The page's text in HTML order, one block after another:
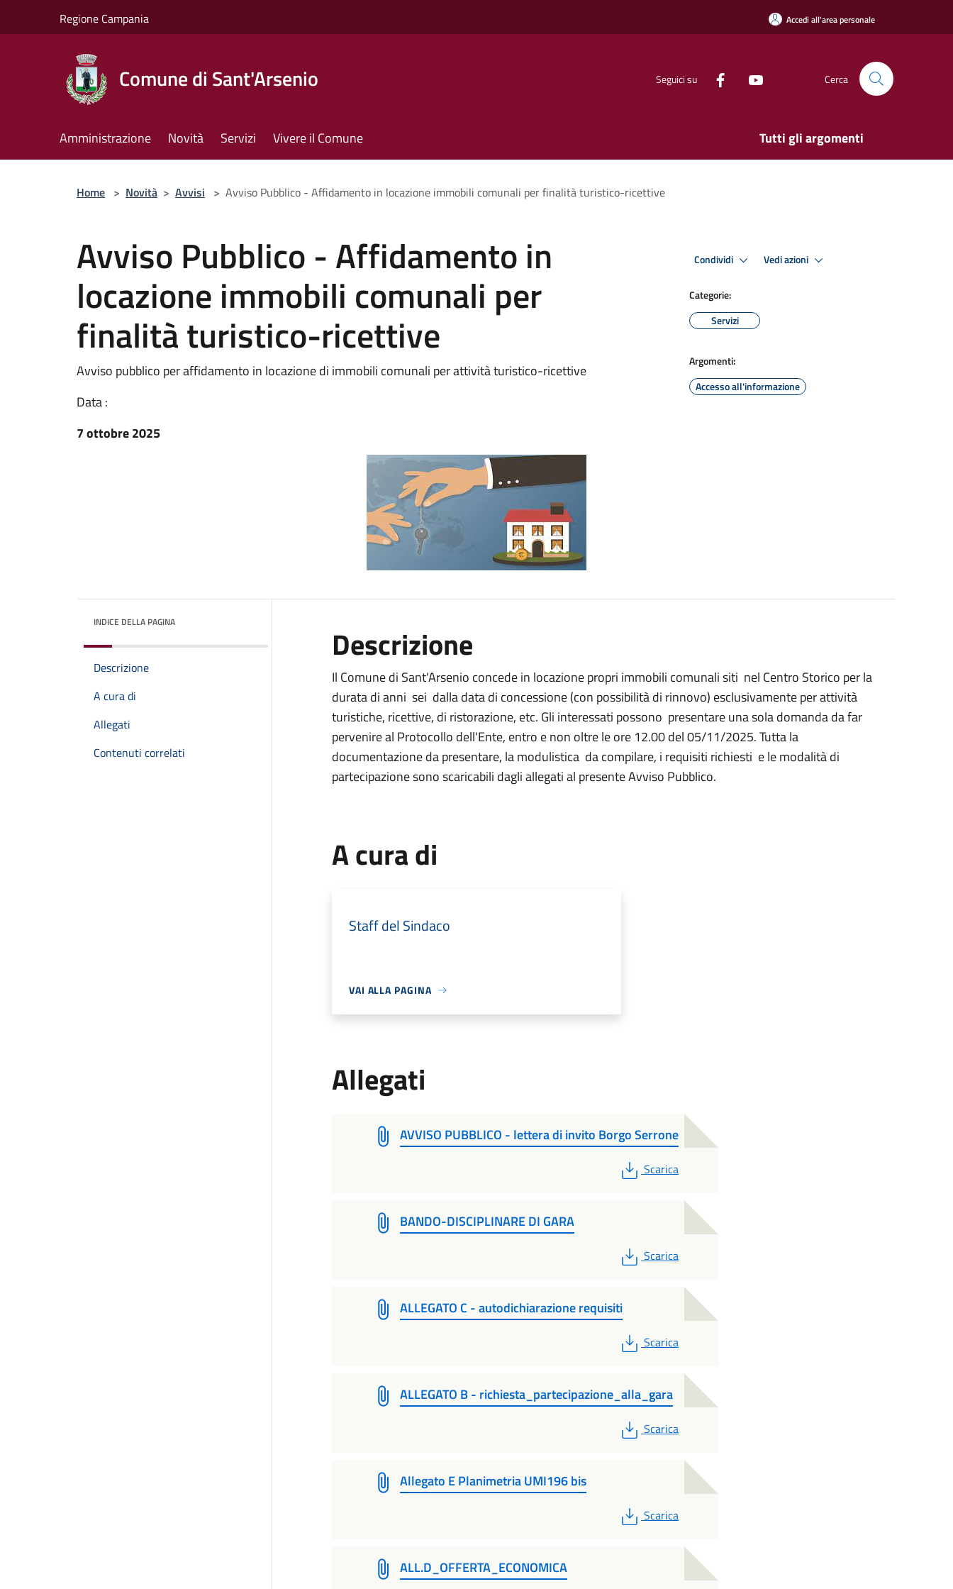
Regione Campania Accedi all'area personale
Comune di Sant'Arsenio Seguici su Cerca
Amministrazione Novità Servizi Vivere il Comune Tutti gli argomenti
Home > Novità > Avvisi > Avviso Pubblico - Affidamento in locazione immobili comunali per finalità turistico-ricettive
Avviso Pubblico - Affidamento in
locazione immobili comunali per
finalità turistico-ricettive
Avviso pubblico per affidamento in locazione di immobili comunali per attività turistico-ricettive
Data :
7 ottobre 2025
Condividi Vedi azioni
Categorie:
Servizi
Argomenti:
Accesso all'informazione
INDICE DELLA PAGINA
Descrizione
A cura di
Allegati
Contenuti correlati
Descrizione
Il Comune di Sant'Arsenio concede in locazione propri immobili comunali siti nel Centro Storico per la
durata di anni sei dalla data di concessione (con possibilità di rinnovo) esclusivamente per attività
turistiche, ricettive, di ristorazione, etc. Gli interessati possono presentare una sola domanda da far
pervenire al Protocollo dell'Ente, entro e non oltre le ore 12.00 del 05/11/2025. Tutta la
documentazione da presentare, la modulistica da compilare, i requisiti richiesti e le modalità di
partecipazione sono scaricabili dagli allegati al presente Avviso Pubblico.
A cura di
Staff del Sindaco
VAI ALLA PAGINA
Allegati
AVVISO PUBBLICO - lettera di invito Borgo Serrone
PDF
Scarica
BANDO-DISCIPLINARE DI GARA
PDF
Scarica
ALLEGATO C - autodichiarazione requisiti
PDF
Scarica
ALLEGATO B - richiesta_partecipazione_alla_gara
PDF
Scarica
Allegato E Planimetria UMI196 bis
PDF
Scarica
ALL.D_OFFERTA_ECONOMICA